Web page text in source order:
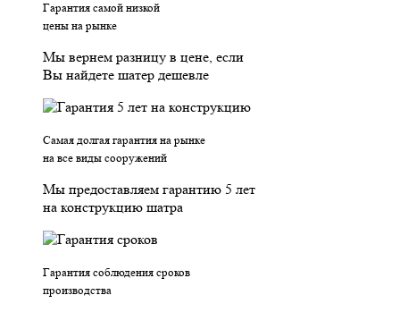
Гарантия самой низкой
цены на рынке
Мы вернем разницу в цене, если
Вы найдете шатер дешевле
Самая долгая гарантия на рынке
на все виды сооружений
Мы предоставляем гарантию 5 лет
на конструкцию шатра
Гарантия соблюдения сроков
производства